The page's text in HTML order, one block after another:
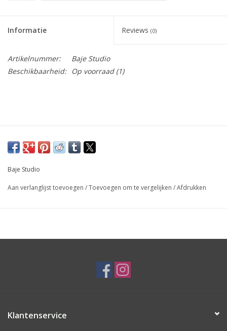
Informatie Reviews (0)
Artikelnummer:
Baje Studio
Beschikbaarheid:
Op voorraad(1)
Baje Studio
Aan verlanglijst toevoegen /Toevoegen om te vergelijken /Afdrukken
Klantenservice